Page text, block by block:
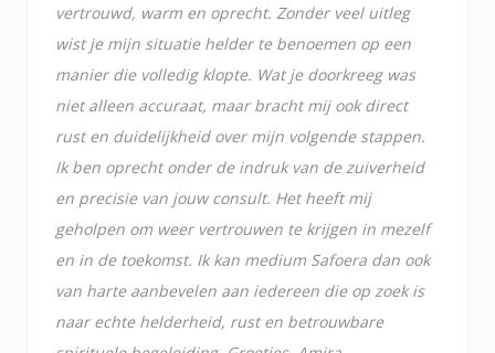
vertrouwd, warm en oprecht. Zonder veel uitleg
wist je mijn situatie helder te benoemen op een
manier die volledig klopte. Wat je doorkreeg was
niet alleen accuraat, maar bracht mij ook direct
rust en duidelijkheid over mijn volgende stappen.
Ik ben oprecht onder de indruk van de zuiverheid
en precisie van jouw consult. Het heeft mij
geholpen om weer vertrouwen te krijgen in mezelf
en in de toekomst. Ik kan medium Safoera dan ook
van harte aanbevelen aan iedereen die op zoek is
naar echte helderheid, rust en betrouwbare